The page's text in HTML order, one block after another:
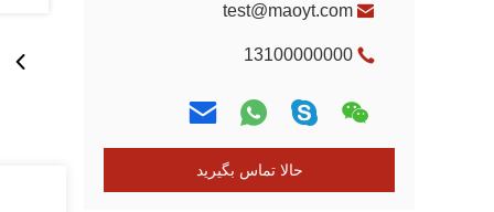
test@maoyt.com
13100000000
حالا تماس بگیرید